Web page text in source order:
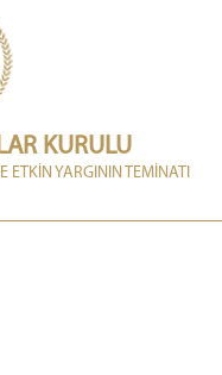
KURULU
YARGININ TEMİNATI